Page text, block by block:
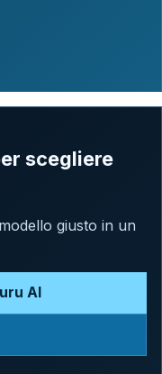
scegliere
giusto in un
AI